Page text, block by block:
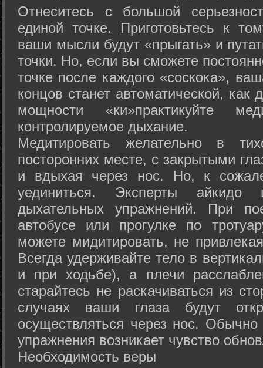
Отнеситесь с большой
единой точке. Приготовьтесь к
ваши мысли будут «прыгать» и
точки. Но, если вы сможете
точке после каждого «соскока»,
концов станет автоматической,
мощности «ки»практикуйте
контролируемое дыхание.
Медитировать желательно в
посторонних месте, с закрытыми
и вдыхая через нос. Но, к
уединиться. Эксперты айкидо
дыхательных упражнений. При
автобусе или прогулке по
можете мидитировать, не
Всегда удерживайте тело в
и при ходьбе), а плечи
старайтесь не раскачиваться из
случаях ваши глаза будут
осуществляться через нос. Обычно
упражнения возникает чувство
Необходимость веры